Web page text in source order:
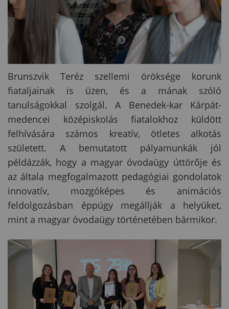
Brunszvik Teréz szellemi öröksége korunk
fiataljainak is üzen, és a mának szóló
tanulságokkal szolgál. A Benedek-kar Kárpát-
medencei középiskolás fiatalokhoz küldött
felhívására számos kreatív, ötletes alkotás
született. A bemutatott pályamunkák jól
példázzák, hogy a magyar óvodaügy úttörője és
az általa megfogalmazott pedagógiai gondolatok
innovatív, mozgóképes és animációs
feldolgozásban éppúgy megállják a helyüket,
mint a magyar óvodaügy történetében bármikor.